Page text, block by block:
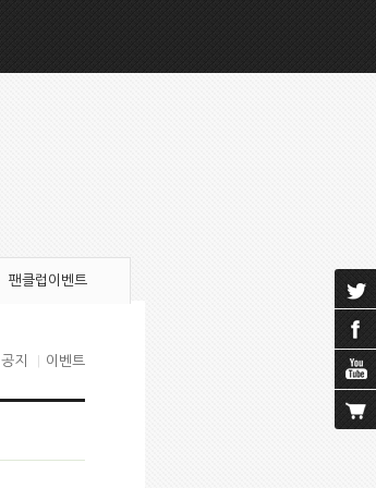
팬클럽이벤트
공지 이벤트